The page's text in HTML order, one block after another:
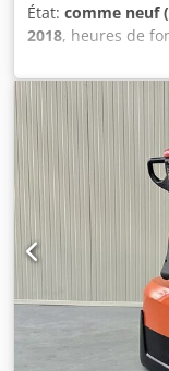
État: comme neuf
2018, heures de
,
modèle : BT LWE
Um Rox Ahior ID :
Fourches : 1150 x
Heures : 535
225Ah * Année 04/
Système / Certificat
Type = Cat 2G
température = T4
de pesée RAVAS !!!